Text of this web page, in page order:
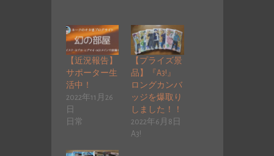
【近況報告】
サポーター生
活中！
2022年11月26
日
日常
【プライズ景
品】『A3!』
ロングカンバ
ッジを爆取り
しました！！
2022年6月8日
A3!